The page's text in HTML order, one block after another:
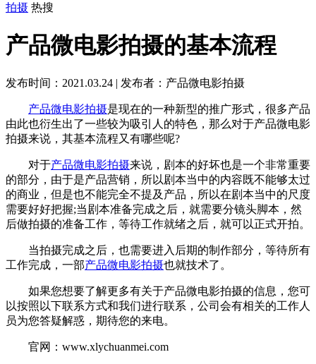
拍摄 热搜
产品微电影拍摄的基本流程
发布时间：2021.03.24 | 发布者：产品微电影拍摄
产品微电影拍摄是现在的一种新型的推广形式，很多产品
由此也衍生出了一些较为吸引人的特色，那么对于产品微电影
拍摄来说，其基本流程又有哪些呢?
对于产品微电影拍摄来说，剧本的好坏也是一个非常重要
的部分，由于是产品营销，所以剧本当中的内容既不能够太过
的商业，但是也不能完全不提及产品，所以在剧本当中的尺度
需要好好把握;当剧本准备完成之后，就需要分镜头脚本，然
后做拍摄的准备工作，等待工作就绪之后，就可以正式开拍。
当拍摄完成之后，也需要进入后期的制作部分，等待所有
工作完成，一部产品微电影拍摄也就技术了。
如果您想要了解更多有关于产品微电影拍摄的信息，您可
以按照以下联系方式和我们进行联系，公司会有相关的工作人
员为您答疑解惑，期待您的来电。
官网：www.xlychuanmei.com